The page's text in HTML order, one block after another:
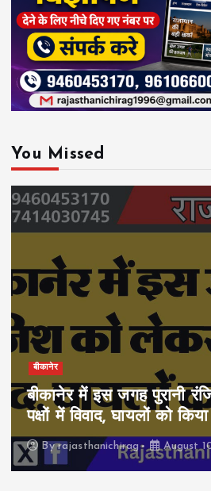
You Missed
बीकानेर
बीकानेर में इस जगह पुरानी
पक्षों में विवाद, घायलों को
Byrajasthanichirag August